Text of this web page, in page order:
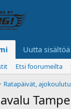
Uutta sisältöä
Etsi foorumeilta